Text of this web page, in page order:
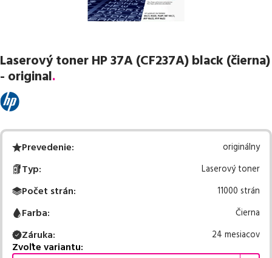
Laserový toner HP 37A (CF237A) black (čierna)
- original.
Prevedenie: originálny
Typ: Laserový toner
Počet strán: 11000 strán
Farba: Čierna
Záruka: 24 mesiacov
Zvoľte variantu: